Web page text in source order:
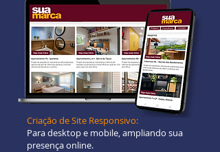
Criação de Site Responsivo:
Para desktop e mobile, ampliando sua
presença online.